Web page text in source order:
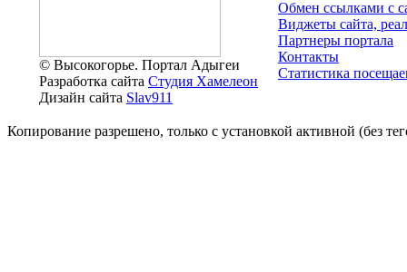
© Высокогорье. Портал Адыгеи
Разработка сайта Студия Хамелеон
Дизайн сайта Slav911
Обмен ссылками c
Виджеты сайта,
Партнеры портала
Контакты
Статистика
Копирование разрешено, только с установкой активной (без